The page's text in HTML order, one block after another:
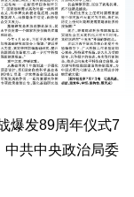
爆发89周年仪式7
中共中央政治局委